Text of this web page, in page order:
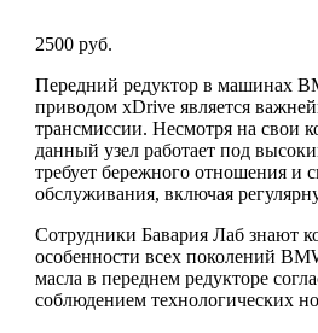
2500 руб.
Передний редуктор в машинах
приводом xDrive является
трансмиссии. Несмотря на свои
данный узел работает под
требует бережного отношения и
обслуживания, включая
Сотрудники Бавария Лаб знают
особенности всех поколений
масла в переднем редукторе
соблюдением технологических